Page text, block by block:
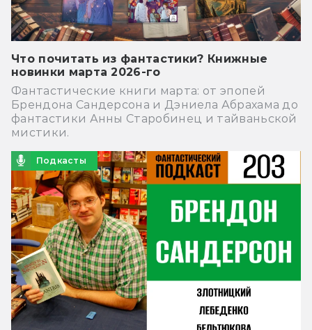
Что почитать из фантастики? Книжные
новинки марта 2026-го
Фантастические книги марта: от эпопей
Брендона Сандерсона и Дэниела Абрахама до
фантастики Анны Старобинец и тайваньской
мистики.
Подкасты